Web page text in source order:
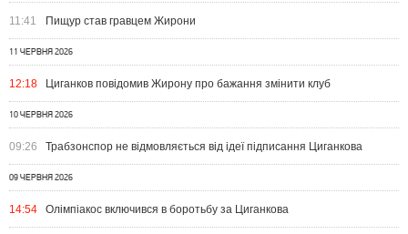
11:41 Пищур став гравцем Жирони
11 ЧЕРВНЯ 2026
12:18 Циганков повідомив Жирону про бажання змінити клуб
10 ЧЕРВНЯ 2026
09:26 Трабзонспор не відмовляється від ідеї підписання Циганкова
09 ЧЕРВНЯ 2026
14:54 Олімпіакос включився в боротьбу за Циганкова